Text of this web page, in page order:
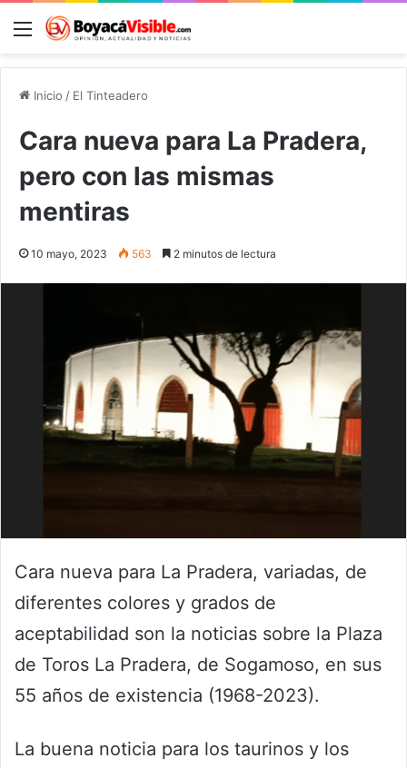
Menú
Inicio / El Tinteadero
Cara nueva para La Pradera,
pero con las mismas
mentiras
10 mayo, 2023 563 2 minutos de lectura
Cara nueva para La Pradera, variadas, de
diferentes colores y grados de
aceptabilidad son la noticias sobre la Plaza
de Toros La Pradera, de Sogamoso, en sus
55 años de existencia (1968-2023).
La buena noticia para los taurinos y los